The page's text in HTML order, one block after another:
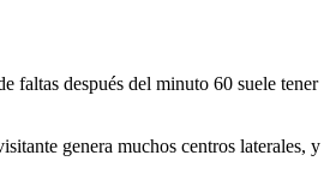
faltas después del minuto 60 suele tener
genera muchos centros laterales, y